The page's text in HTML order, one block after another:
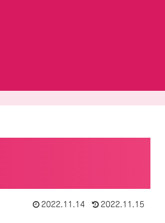
2022.11.14 2022.11.15